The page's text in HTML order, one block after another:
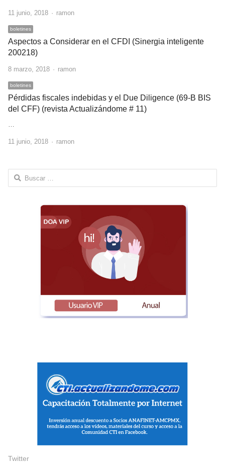
11 junio, 2018 Author
ramon
boletines
Aspectos a Considerar en el CFDI (Sinergia inteligente
200218)
8 marzo, 2018 Author
ramon
boletines
Pérdidas fiscales indebidas y el Due Diligence (69-B BIS
del CFF) (revista Actualizándome # 11)
…
11 junio, 2018 Author
ramon
Buscar:
Twitter